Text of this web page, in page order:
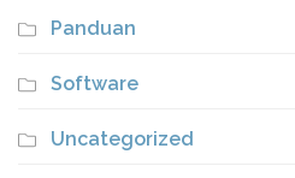
Panduan
Software
Uncategorized